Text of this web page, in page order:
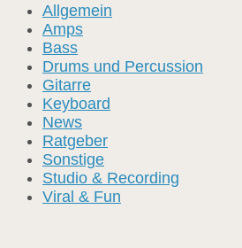
Allgemein
Amps
Bass
Drums und Percussion
Gitarre
Keyboard
News
Ratgeber
Sonstige
Studio & Recording
Viral & Fun